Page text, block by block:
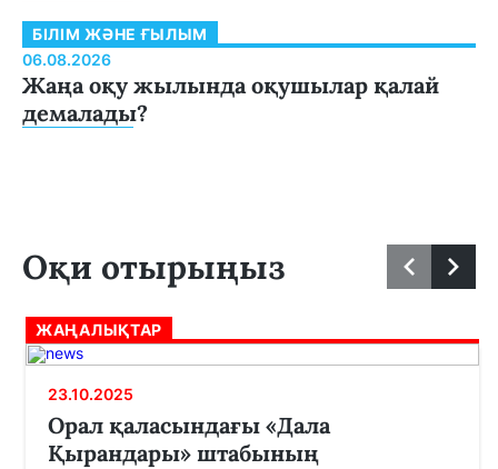
БІЛІМ ЖӘНЕ ҒЫЛЫМ
06.08.2026
Жаңа оқу жылында оқушылар қалай
демалады?
Оқи отырыңыз
ЖАҢАЛЫҚТАР
23.10.2025
Орал қаласындағы «Дала
Қырандары» штабының